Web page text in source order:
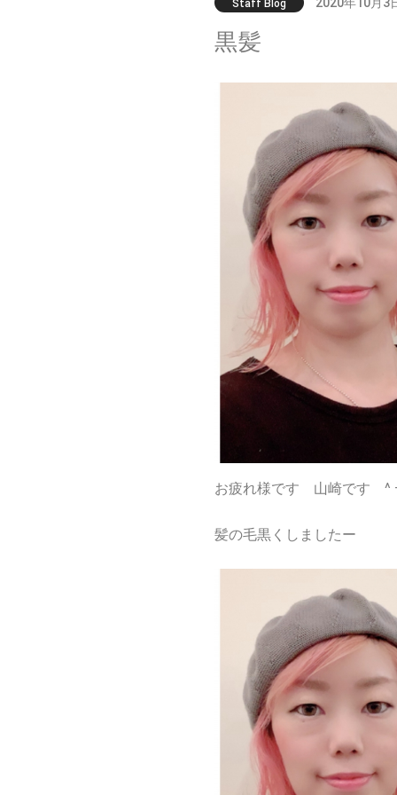
Staff Blog
黒髪
お疲れ様です 山崎です ^
髪の毛黒くしましたー